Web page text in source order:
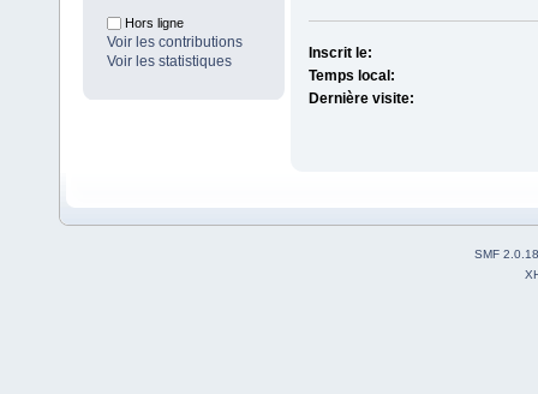
Hors ligne
Voir les contributions
Voir les statistiques
Inscrit le:
Temps local:
Dernière visite:
SMF 2.0.18